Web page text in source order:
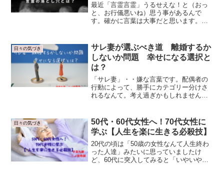
最近「言霊言霊」うるせえな！と（おっ
と、お行儀悪いね）思う事があるんで
す。確かに言葉は大事だと思います。言
ねって、子供に伝えるのも とても良い
事だと思います。でもあまり...
日々の気づき
サレ妻が選ぶべき道 離婚するか
しないか問題 幸せになる選択と
は？
「サレ妻」・・嫌な言葉です。配偶者の
行動によって、勝手にカテゴリー分けさ
れるなんて。考え過ぎかもしれませんけ
の2人の友達。彼女たちのご主人が同時期
に不倫しました。お2人...
日々の気づき
50代・60代女性へ！70代女性に
学ぶ【人生を楽に生きる必殺技】
20代の頃は「50歳の女性なんて人生終わ
った人達」みたいに思っていましたけ
ど、60代に突入してみると「いやいやな